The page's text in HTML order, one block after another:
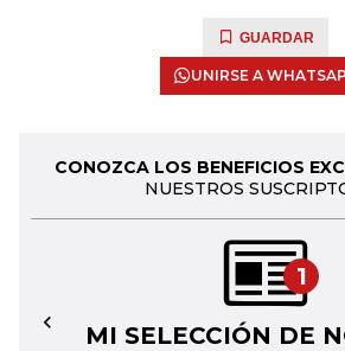
GUARDAR
UNIRSE A
CONOZCA LOS BENEFICIOS
NUESTROS
1
MI SELECCIÓN DE
←